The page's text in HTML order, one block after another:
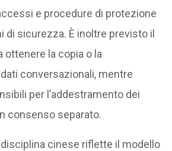
e procedure di protezione
di sicurezza. È inoltre previsto il
ottenere la copia o la
conversazionali, mentre
per l’addestramento dei
consenso separato.
cinese riflette il modello